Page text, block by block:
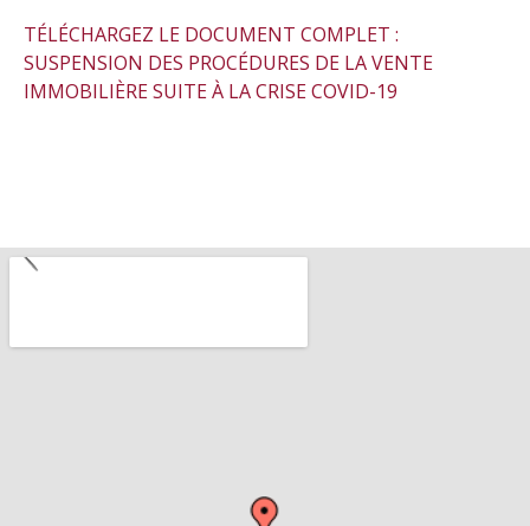
TÉLÉCHARGEZ LE DOCUMENT COMPLET :
SUSPENSION DES PROCÉDURES DE LA VENTE
IMMOBILIÈRE SUITE À LA CRISE COVID-19